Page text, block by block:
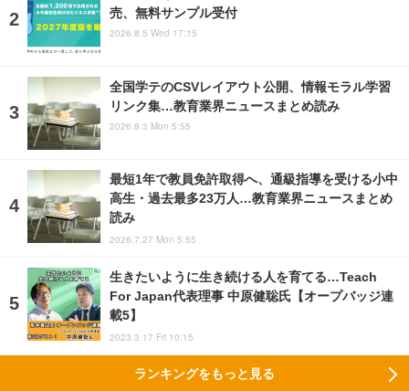
売、無料サンプル受付
2026.8.5 Wed 17:15
全国学テのCSVレイアウト公開、情報モラル学習
リンク集…教育業界ニュースまとめ読み
2026.8.3 Mon 5:55
最短1年で教員免許取得へ、通級指導を受ける小中
高生・過去最多23万人…教育業界ニュースまとめ
読み
2026.7.27 Mon 5:55
生きたいように生き続ける人を育てる…Teach
For Japan代表理事 中原健聡氏【オープバッジ連
載5】
2023.3.17 Fri 10:15
ランキングをもっと見る